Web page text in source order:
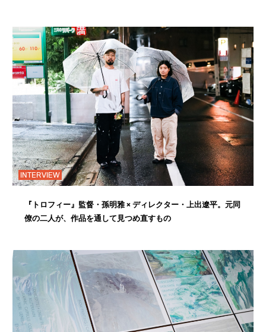
INTERVIEW
『トロフィー』監督・孫明雅 × ディレクター・上出遼平。元同
僚の二人が、作品を通して見つめ直すもの